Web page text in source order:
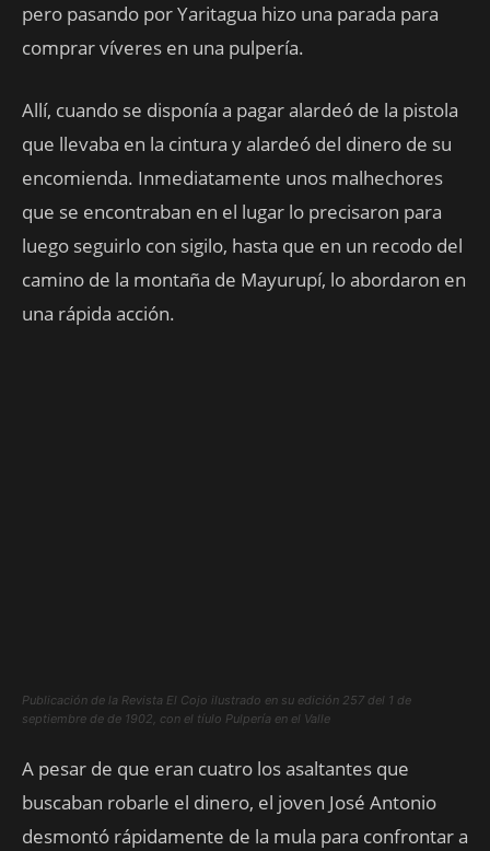
pero pasando por Yaritagua hizo una parada para
comprar víveres en una pulpería.
Allí, cuando se disponía a pagar alardeó de la pistola
que llevaba en la cintura y alardeó del dinero de su
encomienda. Inmediatamente unos malhechores
que se encontraban en el lugar lo precisaron para
luego seguirlo con sigilo, hasta que en un recodo del
camino de la montaña de Mayurupí, lo abordaron en
una rápida acción.
Publicación de la Revista El Cojo ilustrado en su edición 257 del 1 de
septiembre de de 1902, con el tíulo Pulpería en el Valle
A pesar de que eran cuatro los asaltantes que
buscaban robarle el dinero, el joven José Antonio
desmontó rápidamente de la mula para confrontar a